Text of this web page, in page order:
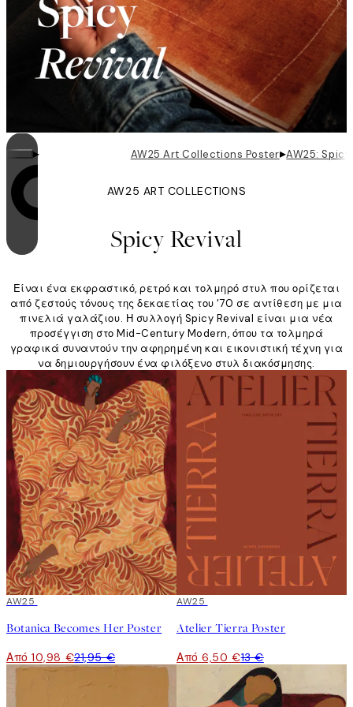
Η επανάληψη είναι ενεργοποιημένη
▸ AW25 Art Collections Poster▸AW25:
AW25 ART COLLECTIONS
Spicy Revival
Είναι ένα εκφραστικό, ρετρό και τολμηρό στυλ που ορίζεται
από ζεστούς τόνους της δεκαετίας του '70 σε αντίθεση με μια
πινελιά γαλάζιου. Η συλλογή Spicy Revival είναι μια νέα
προσέγγιση στο Mid-Century Modern, όπου τα τολμηρά
γραφικά συναντούν την αφηρημένη και εικονιστική τέχνη για
να δημιουργήσουν ένα φιλόξενο στυλ διακόσμησης.
50%*
AW25
Botanica Becomes Her Poster
Από 10,98 €21,95 €
50%*
AW25
Atelier Tierra Poster
Από 6,50 €13 €